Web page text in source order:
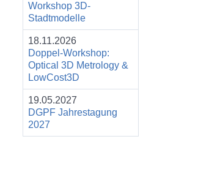
Workshop 3D-
Stadtmodelle
18.11.2026
Doppel-Workshop:
Optical 3D Metrology &
LowCost3D
19.05.2027
DGPF Jahrestagung
2027